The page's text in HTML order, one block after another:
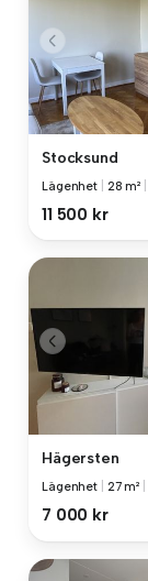
Stocksund
Lägenhet 28 m²
11 500 kr
Hägersten
Lägenhet 27 m²
7 000 kr